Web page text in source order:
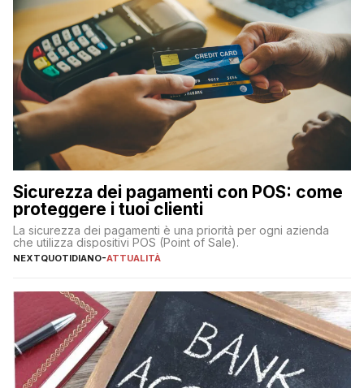
Sicurezza dei pagamenti con POS: come
proteggere i tuoi clienti
La sicurezza dei pagamenti è una priorità per ogni azienda
che utilizza dispositivi POS (Point of Sale).
NEXTQUOTIDIANO-ATTUALITÀ